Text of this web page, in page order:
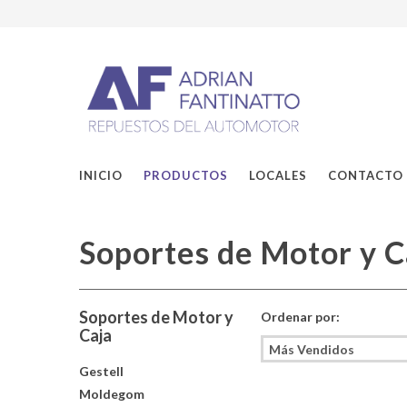
INICIO PRODUCTOS LOCALES CONTACTO
Soportes de Motor y
Soportes de Motor y
Caja
Gestell
Moldegom
Ordenar por: